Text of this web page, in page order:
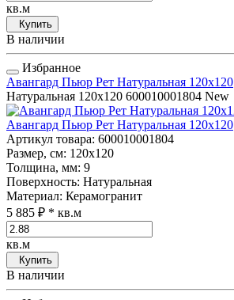
кв.м
Купить
В наличии
Избранное
Авангард Пьюр Рет Натуральная 120x120
Натуральная 120x120 600010001804 New
Авангард Пьюр Рет Натуральная 120x120
Артикул товара: 600010001804
Размер, см: 120x120
Толщина, мм: 9
Поверхность: Натуральная
Материал: Керамогранит
5 885 ₽ * кв.м
кв.м
Купить
В наличии